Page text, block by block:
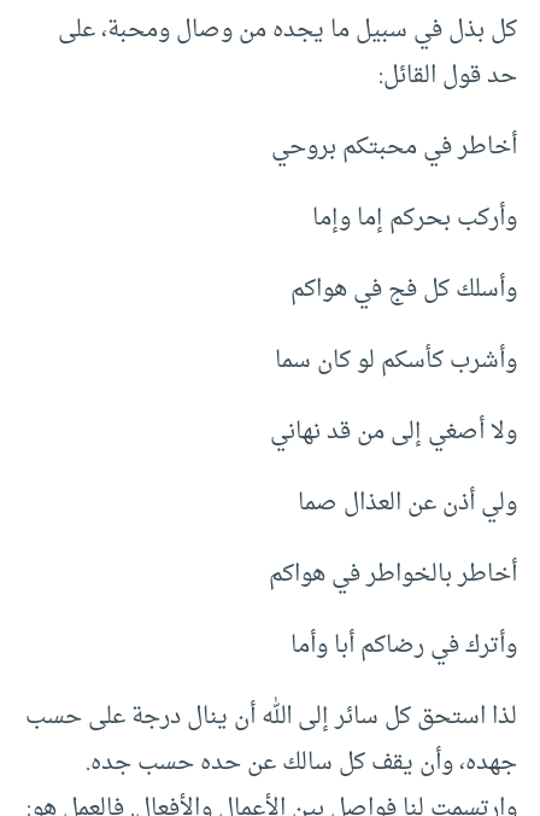
كل بذل في سبيل ما يجده من وصال ومحبة، على
حد قول القائل:
أخاطر في محبتكم بروحي
وأركب بحركم إما وإما
وأسلك كل فج في هواكم
وأشرب كأسكم لو كان سما
ولا أصغي إلى من قد نهاني
ولي أذن عن العذال صما
أخاطر بالخواطر في هواكم
وأترك في رضاكم أبا وأما
لذا استحق كل سائر إلى الله أن ينال درجة على حسب
جهده، وأن يقف كل سالك عن حده حسب جده.